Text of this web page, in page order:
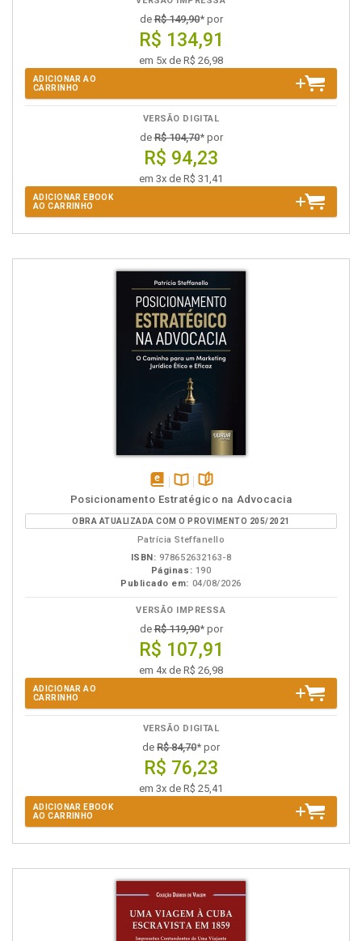
deR$ 149,90* por
R$ 134,91
em 5x de R$ 26,98
ADICIONAR AO
CARRINHO
VERSÃO DIGITAL
deR$ 104,70* por
R$ 94,23
em 3x de R$ 31,41
ADICIONAR EBOOK
AO CARRINHO
disponível
em
eBook
Disponível
na
B.V.
páginas
Posicionamento Estratégico na Advocacia
OBRA ATUALIZADA COM O PROVIMENTO 205/2021
Patrícia Steffanello
ISBN: 978652632163-8
Páginas: 190
Publicado em: 04/08/2026
VERSÃO IMPRESSA
deR$ 119,90* por
R$ 107,91
em 4x de R$ 26,98
ADICIONAR AO
CARRINHO
VERSÃO DIGITAL
de R$ 84,70* por
R$ 76,23
em 3x de R$ 25,41
ADICIONAR EBOOK
AO CARRINHO